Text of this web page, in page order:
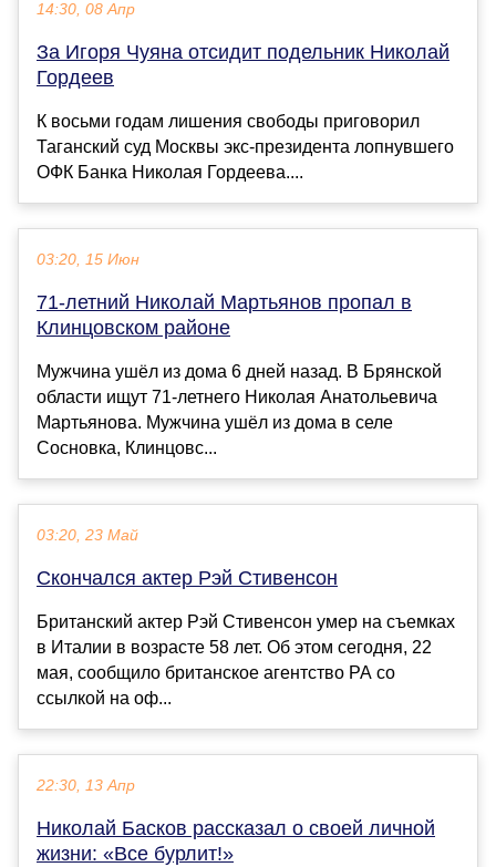
14:30, 08 Апр
За Игоря Чуяна отсидит подельник Николай
Гордеев
К восьми годам лишения свободы приговорил
Таганский суд Москвы экс-президента лопнувшего
ОФК Банка Николая Гордеева....
03:20, 15 Июн
71-летний Николай Мартьянов пропал в
Клинцовском районе
Мужчина ушёл из дома 6 дней назад. В Брянской
области ищут 71-летнего Николая Анатольевича
Мартьянова. Мужчина ушёл из дома в селе
Сосновка, Клинцовс...
03:20, 23 Май
Скончался актер Рэй Стивенсон
Британский актер Рэй Стивенсон умер на съемках
в Италии в возрасте 58 лет. Об этом сегодня, 22
мая, сообщило британское агентство PA со
ссылкой на оф...
22:30, 13 Апр
Николай Басков рассказал о своей личной
жизни: «Все бурлит!»